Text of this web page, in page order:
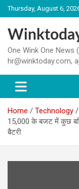
Skip
to
content
Thursday, August 6,
One Wink One
hr@winktoday.com,
Home
Technology
15,000 के बजट में कुछ
बैटरी